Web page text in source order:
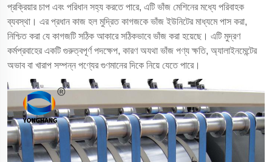
প্রক্রিয়ার চাপ এবং পরিধান সহ্য করতে পারে, এটি ভাঁজ মেশিনের মধ্যে পরিবাহক
ব্যবস্থা। এর প্রধান কাজ হল মুদ্রিত কাগজকে ভাঁজ ইউনিটের মাধ্যমে পাস করা,
নিশ্চিত করা যে কাগজটি সঠিক আকারে সঠিকভাবে ভাঁজ করা হয়েছে। এটি মুদ্রণ
কর্মপ্রবাহের একটি গুরুত্বপূর্ণ পদক্ষেপ, কারণ অযথা ভাঁজ পণ্য ক্ষতি, অ্যালাইনমেন্টের
অভাব বা খারাপ সম্পন্ন পণ্যের গুণমানের দিকে নিয়ে যেতে পারে।